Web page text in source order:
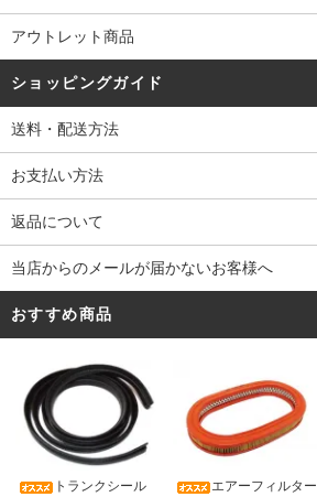
アウトレット商品
ショッピングガイド
送料・配送方法
お支払い方法
返品について
当店からのメールが届かないお客様へ
おすすめ商品
トランクシール
エアーフィルター